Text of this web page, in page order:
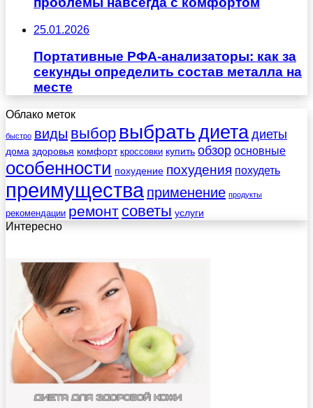
25.01.2026
Портативные РФА-анализаторы: как за
секунды определить состав металла на
месте
Облако меток
быстро виды выбор выбратьдиета диеты
дома здоровья комфорт кроссовки купить обзор основные
особенности похудение похудения похудеть
преимущества применение продукты
рекомендации ремонт советы услуги
Интересно